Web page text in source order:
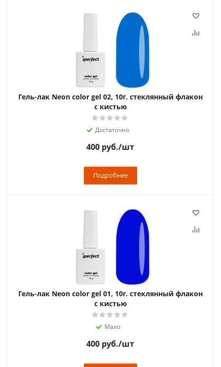
Гель-лак Neon color gel 02, 10г. стеклянный флакон
с кистью
Достаточно
400 руб./шт
Подробнее
Гель-лак Neon color gel 01, 10г. стеклянный флакон
с кистью
Мало
400 руб./шт